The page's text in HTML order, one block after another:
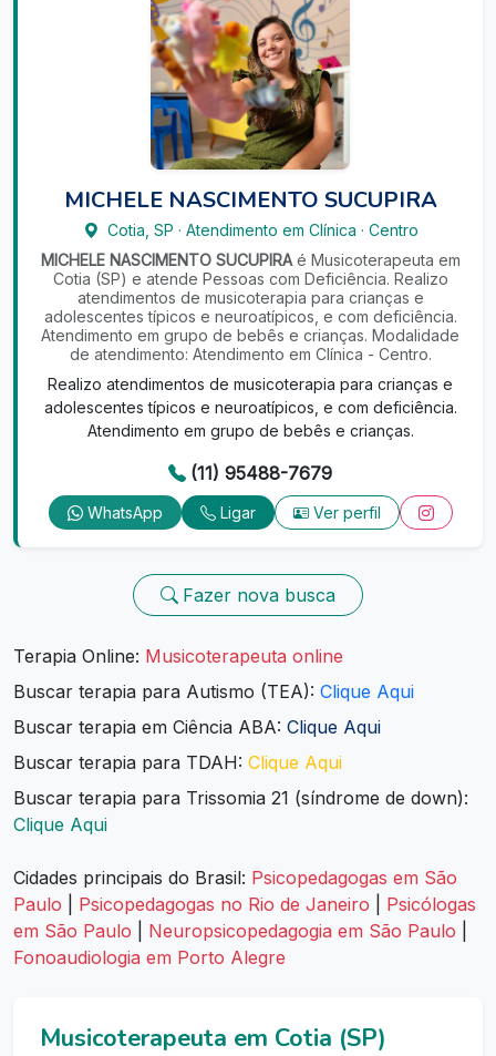
MICHELE NASCIMENTO SUCUPIRA
Cotia SP · Atendimento em Clínica · Centro
MICHELE NASCIMENTO SUCUPIRAé Musicoterapeuta em
Cotia (SP) e atende Pessoas com Deficiência. Realizo
atendimentos de musicoterapia para crianças e
adolescentes típicos e neuroatípicos, e com deficiência.
Atendimento em grupo de bebês e crianças. Modalidade
de atendimento: Atendimento em Clínica - Centro.
Realizo atendimentos de musicoterapia para crianças e
adolescentes típicos e neuroatípicos, e com deficiência.
Atendimento em grupo de bebês e crianças.
(11) 95488-7679
WhatsApp Ligar Ver perfil
Fazer nova busca
Terapia Online: Musicoterapeuta online
Buscar terapia para Autismo (TEA): Clique Aqui
Buscar terapia em Ciência ABA: Clique Aqui
Buscar terapia para TDAH: Clique Aqui
Buscar terapia para Trissomia 21 (síndrome de down):
Clique Aqui
Cidades principais do Brasil: Psicopedagogas em São
Paulo
Psicopedagogas no Rio de Janeiro
Psicólogas
em São Paulo
Neuropsicopedagogia em São Paulo
Fonoaudiologia em Porto Alegre
Musicoterapeuta em Cotia (SP)